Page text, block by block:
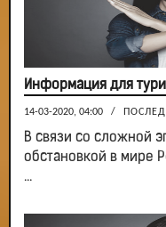
Информация для
14-03-2020, 04:00 /
В связи со сложной
обстановкой в мире
...